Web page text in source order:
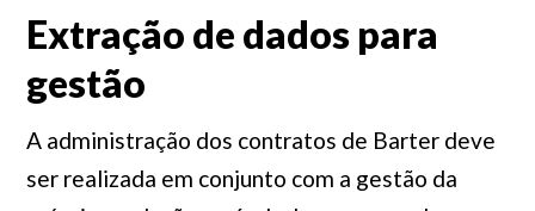
Extração de dados para
gestão
A administração dos contratos de Barter deve
ser realizada em conjunto com a gestão da